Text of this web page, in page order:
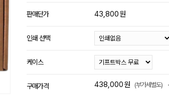
판매단가 43,800원
인쇄 선택
케이스
구매가격 438,000원 (부가세별도)